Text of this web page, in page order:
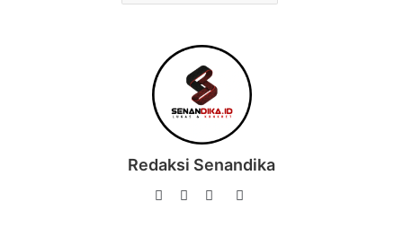
Redaksi Senandika
WebsiteFacebookInstagram
TikTok